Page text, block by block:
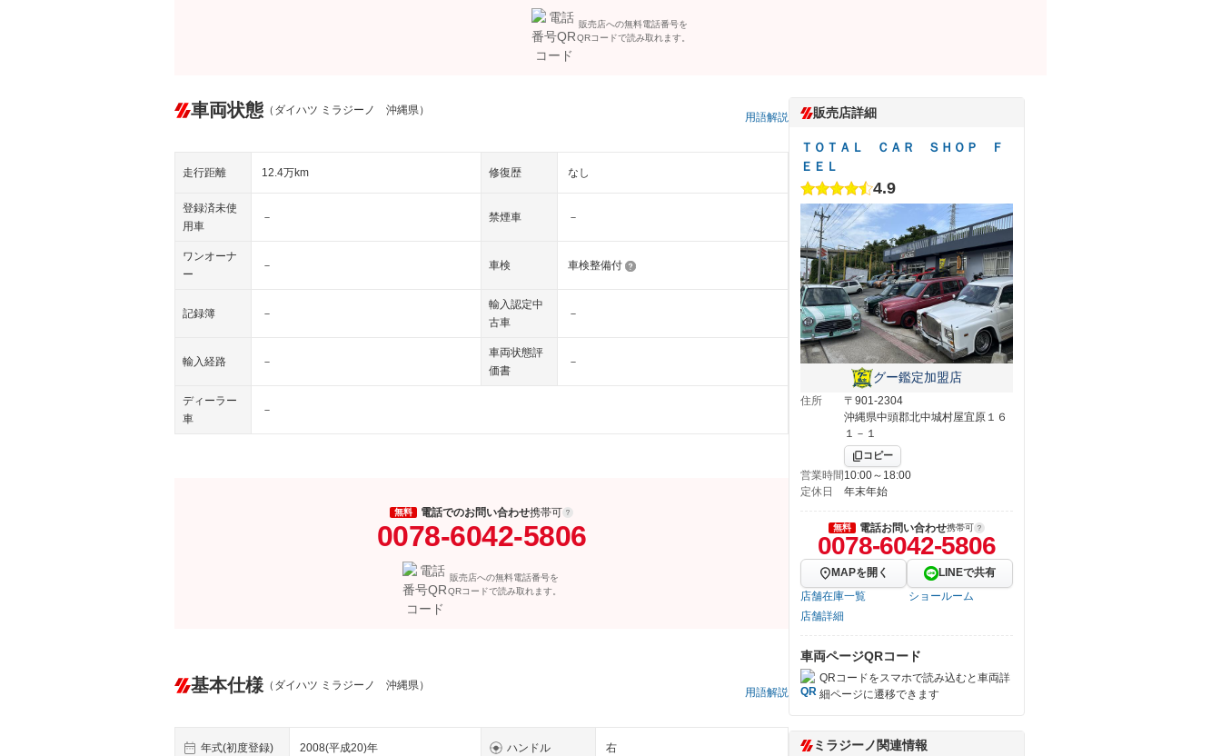
販売店への無料電話番号を
QRコードで読み取れます。
車両状態 （ダイハツ ミラジーノ 沖縄県）
用語解説
走行距離 12.4万km 修復歴 なし
登録済未使
用車
－ 禁煙車 －
ワンオーナ
ー
－ 車検 車検整備付
記録簿 －
輸入認定中
古車
－
輸入経路 －
車両状態評
価書
－
ディーラー
車
－
無料 電話でのお問い合わせ携帯可
0078-6042-5806
販売店への無料電話番号を
QRコードで読み取れます。
基本仕様 （ダイハツ ミラジーノ 沖縄県）
用語解説
年式(初度登録) 2008(平成20)年 ハンドル 右
販売店詳細
ＴＯＴＡＬ ＣＡＲ ＳＨＯＰ Ｆ
ＥＥＬ
4.9
グー鑑定加盟店
住所
〒901-2304
沖縄県中頭郡北中城村屋宜原１６
１－１
コピー
営業時間10:00～18:00
定休日
年末年始
無料 電話お問い合わせ携帯可
0078-6042-5806
MAPを開く
LINEで共有
店舗在庫一覧
ショールーム
店舗詳細
車両ページQRコード
QRコードをスマホで読み込むと車両詳
細ページに遷移できます
ミラジーノ関連情報